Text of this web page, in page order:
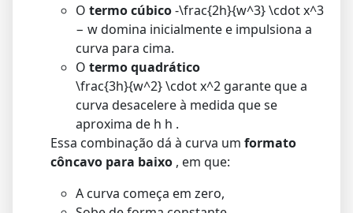
O termo cúbico-\frac{2h}{w^3} \cdot x^3
− wdomina inicialmente e impulsiona a
curva para cima.
O termo quadrático
\frac{3h}{w^2} \cdot x^2 garante que a
curva desacelere à medida que se
aproxima de h h .
Essa combinação dá à curva um formato
côncavo para baixo , em que:
A curva começa em zero,